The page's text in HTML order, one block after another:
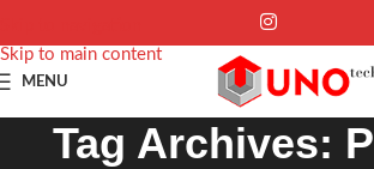
Skip to main content
MENU
Tag Archives: